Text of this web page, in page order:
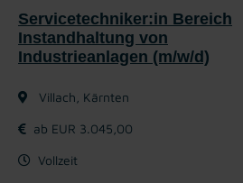
Servicetechniker:in Bereich
Instandhaltung von
Industrieanlagen (m/w/d)
Villach, Kärnten
ab EUR 3.045,00
Vollzeit